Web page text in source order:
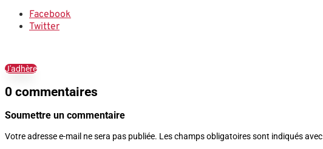
Facebook
Twitter
J'adhère
0 commentaires
Soumettre un commentaire
Votre adresse e-mail ne sera pas publiée. Les champs obligatoires sont indiqués avec